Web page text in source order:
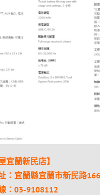
宜蘭新民店】
：宜蘭縣宜蘭市新民路
︰03-9108112